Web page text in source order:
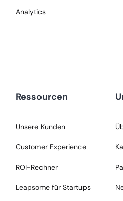
Analytics
Ressourcen
Unsere Kunden
Customer Experience
ROI-Rechner
Leapsome für Startups